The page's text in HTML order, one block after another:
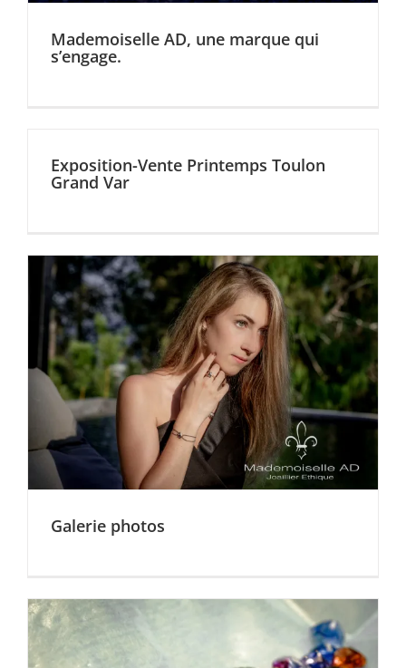
Mademoiselle AD, une marque qui
s’engage.
Exposition-Vente Printemps Toulon
Grand Var
Galerie photos